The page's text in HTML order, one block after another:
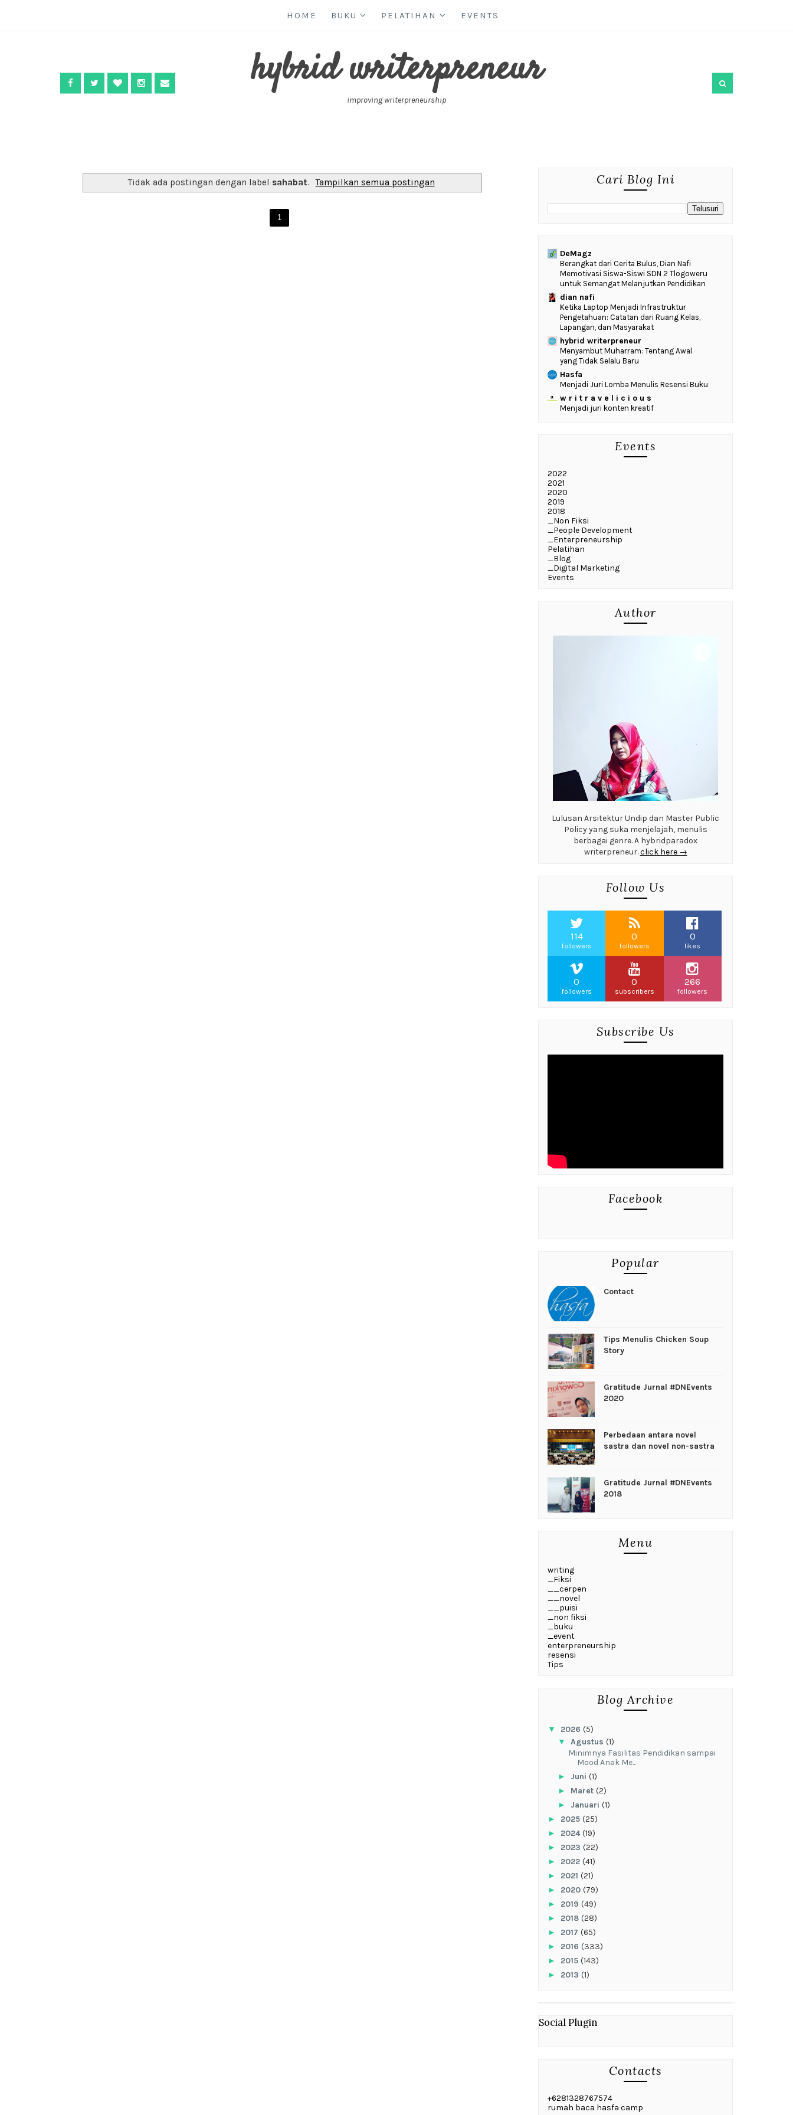
HOME BUKU PELATIHAN EVENTS
hybrid writerpreneur
improving writerpreneurship
Tidak ada postingan dengan label sahabat. Tampilkan semua postingan
1
Cari Blog Ini
DeMagz
‎Berangkat dari Cerita Bulus, Dian Nafi
Memotivasi Siswa-Siswi SDN 2 Tlogoweru
untuk Semangat Melanjutkan Pendidikan
dian nafi
Ketika Laptop Menjadi Infrastruktur
Pengetahuan: Catatan dari Ruang Kelas,
Lapangan, dan Masyarakat
hybrid writerpreneur
Menyambut Muharram: Tentang Awal
yang Tidak Selalu Baru
Hasfa
Menjadi Juri Lomba Menulis Resensi Buku
w r i t r a v e l i c i o u s
Menjadi juri konten kreatif
Events
2022
2021
2020
2019
2018
_Non Fiksi
_People Development
_Enterpreneurship
Pelatihan
_Blog
_Digital Marketing
Events
Author
Lulusan Arsitektur Undip dan Master Public
Policy yang suka menjelajah, menulis
berbagai genre. A hybridparadox
writerpreneur.click here →
Follow Us
114
followers
0
followers
0
likes
0
followers
0
subscribers
266
followers
Subscribe Us
Facebook
Popular
Contact
Tips Menulis Chicken Soup
Story
Gratitude Jurnal #DNEvents
2020
Perbedaan antara novel
sastra dan novel non-sastra
Gratitude Jurnal #DNEvents
2018
Menu
writing
_Fiksi
__cerpen
__novel
__puisi
_non fiksi
_buku
_event
enterpreneurship
resensi
Tips
Blog Archive
▼ 2026 (5)
▼ Agustus (1)
‎Minimnya Fasilitas Pendidikan sampai
Mood Anak Me...
► Juni (1)
► Maret (2)
► Januari (1)
► 2025 (25)
► 2024(19)
► 2023 (22)
► 2022 (41)
► 2021 (21)
► 2020 (79)
► 2019 (49)
► 2018 (28)
► 2017 (65)
► 2016 (333)
► 2015 (143)
► 2013 (1)
Social Plugin
Contacts
+6281328767574
rumah baca hasfa camp